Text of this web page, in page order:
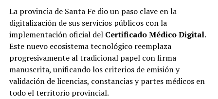
Personas de 2 a 64 años con factores de
riesgo:154.071 dosis.
Mayores de 65 años:140.935 dosis.
Personal de salud:50.846 dosis.
La provincia de Santa Fe dio un paso clave en la
digitalización de sus servicios públicos con la
implementación oficial del Certificado Médico Digital.
Este nuevo ecosistema tecnológico reemplaza
progresivamente al tradicional papel con firma
manuscrita, unificando los criterios de emisión y
validación de licencias, constancias y partes médicos en
todo el territorio provincial.